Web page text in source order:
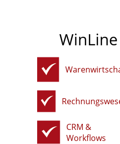
CRM &
Workflows